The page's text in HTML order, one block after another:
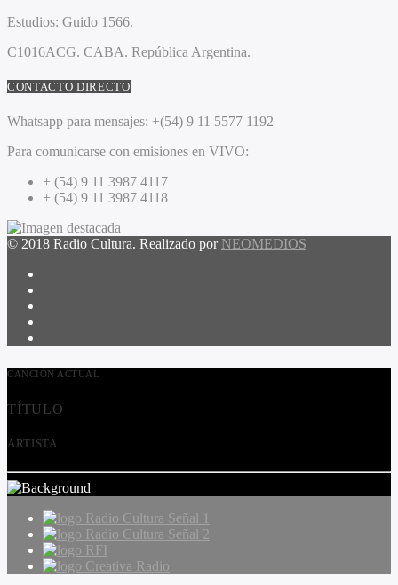
Estudios: Guido 1566.
C1016ACG. CABA. República Argentina.
CONTACTO DIRECTO
Whatsapp para mensajes: +(54) 9 11 5577 1192
Para comunicarse con emisiones en VIVO:
+ (54) 9 11 3987 4117
+ (54) 9 11 3987 4118
© 2018 Radio Cultura. Realizado por NEOMEDIOS
CANCIÓN ACTUAL
TÍTULO
ARTISTA
Radio Cultura Señal 1
Radio Cultura Señal 2
RFI
Creativa Radio